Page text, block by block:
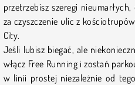
przetrzebisz szeregi
za czyszczenie ulic z
City.
Jeśli lubisz biegać, ale
włącz Free Running i zostań
w linii prostej niezależnie od